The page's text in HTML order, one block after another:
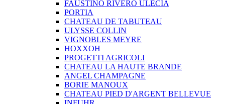
FAUSTINO RIVERO ULECIA
PORTIA
CHATEAU DE TABUTEAU
ULYSSE COLLIN
VIGNOBLES MEYRE
HOXXOH
PROGETTI AGRICOLI
CHATEAU LA HAUTE BRANDE
ANGEL CHAMPAGNE
BORIE MANOUX
CHATEAU PIED D'ARGENT BELLEVUE